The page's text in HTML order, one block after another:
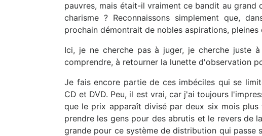
pauvres, mais était-il vraiment ce bandit au
charisme ? Reconnaissons simplement que,
prochain démontrait de nobles aspirations,
Ici, je ne cherche pas à juger, je cherche juste
comprendre, à retourner la lunette d'observation
Je fais encore partie de ces imbéciles qui se
CD et DVD. Peu, il est vrai, car j'ai toujours
que le prix apparaît divisé par deux six mois
prendre les gens pour des abrutis et le revers de
grande pour ce système de distribution qui passe